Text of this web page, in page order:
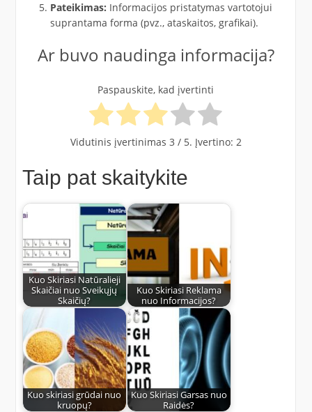
Pateikimas: Informacijos pristatymas vartotojui
suprantama forma (pvz., ataskaitos, grafikai).
Ar buvo naudinga informacija?
Paspauskite, kad įvertinti
Vidutinis įvertinimas 3 / 5. Įvertino: 2
Taip pat skaitykite
Kuo Skiriasi Natūralieji
Skaičiai nuo Sveikųjų
Skaičių?
Kuo Skiriasi Reklama
nuo Informacijos?
Kuo skiriasi grūdai nuo
kruopų?
Kuo Skiriasi Garsas nuo
Raidės?